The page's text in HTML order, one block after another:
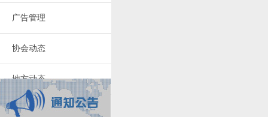
广告管理
协会动态
地方动态
图片库